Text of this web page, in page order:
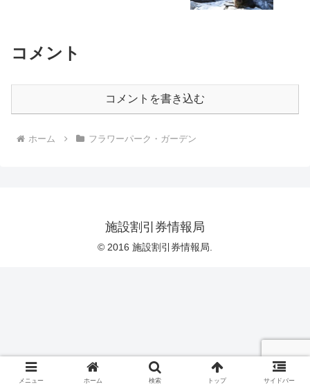
コメント
コメントを書き込む
ホーム フラワーパーク・ガーデン
施設割引券情報局
© 2016 施設割引券情報局.
メニュー ホーム 検索 トップ サイドバー